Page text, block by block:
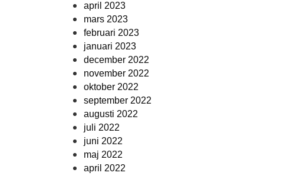
april 2023
mars 2023
februari 2023
januari 2023
december 2022
november 2022
oktober 2022
september 2022
augusti 2022
juli 2022
juni 2022
maj 2022
april 2022